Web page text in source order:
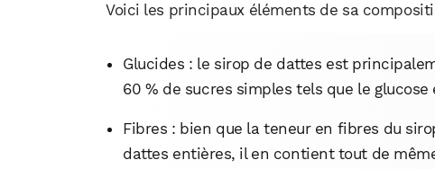
Voici les principaux éléments de sa
Glucides : le sirop de dattes est
60 % de sucres simples tels que le glucose
Fibres : bien que la teneur en fibres du
dattes entières, il en contient tout de